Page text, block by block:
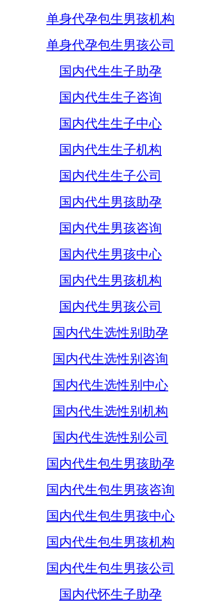
单身代孕包生男孩机构
单身代孕包生男孩公司
国内代生生子助孕
国内代生生子咨询
国内代生生子中心
国内代生生子机构
国内代生生子公司
国内代生男孩助孕
国内代生男孩咨询
国内代生男孩中心
国内代生男孩机构
国内代生男孩公司
国内代生选性别助孕
国内代生选性别咨询
国内代生选性别中心
国内代生选性别机构
国内代生选性别公司
国内代生包生男孩助孕
国内代生包生男孩咨询
国内代生包生男孩中心
国内代生包生男孩机构
国内代生包生男孩公司
国内代怀生子助孕